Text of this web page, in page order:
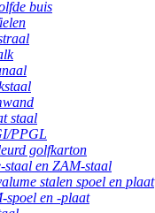
buis
staal
PPGL
golfkarton
staal en ZAM-staal
stalen spoel en plaat
spoel en -plaat